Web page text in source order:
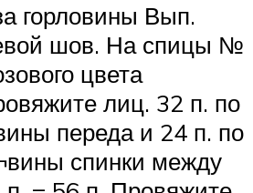
горловины Вып.
шов. На спицы №
цвета
лиц. 32 п. по
переда и 24 п. по
спинки между